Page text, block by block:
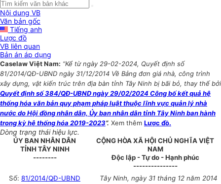
Nội dung VB
Văn bản gốc
Tiếng anh
Lược đồ
VB liên quan
Bản án áp dụng
Caselaw Việt Nam: “Kể từ ngày 29-02-2024, Quyết định số
81/2014/QĐ-UBND ngày 31/12/2014 Về Bảng đơn giá nhà, công trình
xây dựng, vật kiến trúc trên địa bàn tỉnh Tây Ninh bị bãi bỏ, thay thế bởi
Quyết định số 384/QĐ-UBND ngày 29/02/2024 Công bố kết quả hệ
thống hóa văn bản quy phạm pháp luật thuộc lĩnh vực quản lý nhà
nước do Hội đồng nhân dân, Ủy ban nhân dân tỉnh Tây Ninh ban hành
trong kỳ hệ thống hóa 2019-2023”. Xem thêm Lược đồ.
Dòng trạng thái hiệu lực.
ỦY BAN NHÂN DÂN
TỈNH TÂY NINH
--------
CỘNG HÒA XÃ HỘI CHỦ NGHĨA VIỆT
NAM
Độc lập - Tự do - Hạnh phúc
---------------
Số: 81/2014/QĐ-UBND Tây Ninh, ngày 31 tháng 12 năm 2014